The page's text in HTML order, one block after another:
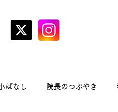
ばなし 院長のつぶやき